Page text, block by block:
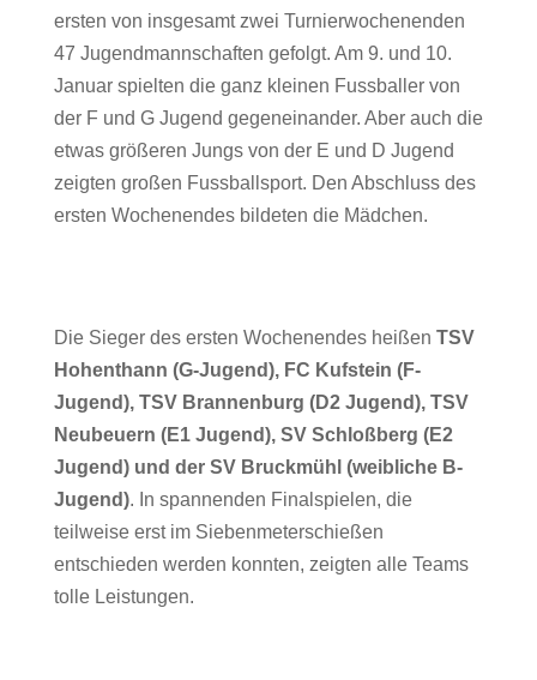
ersten von insgesamt zwei Turnierwochenenden
47 Jugendmannschaften gefolgt. Am 9. und 10.
Januar spielten die ganz kleinen Fussballer von
der F und G Jugend gegeneinander. Aber auch die
etwas größeren Jungs von der E und D Jugend
zeigten großen Fussballsport. Den Abschluss des
ersten Wochenendes bildeten die Mädchen.
Die Sieger des ersten Wochenendes heißen TSV
Hohenthann (G-Jugend), FC Kufstein (F-
Jugend), TSV Brannenburg (D2 Jugend), TSV
Neubeuern (E1 Jugend), SV Schloßberg (E2
Jugend) und der SV Bruckmühl (weibliche B-
Jugend). In spannenden Finalspielen, die
teilweise erst im Siebenmeterschießen
entschieden werden konnten, zeigten alle Teams
tolle Leistungen.